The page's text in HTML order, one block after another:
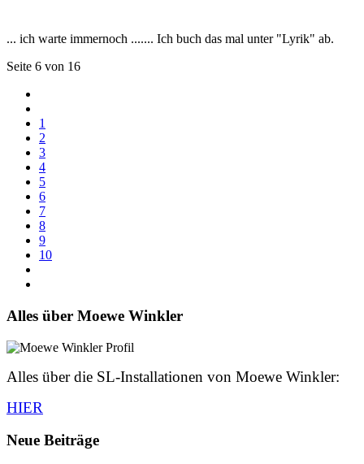
... ich warte immernoch ....... Ich buch das mal unter "Lyrik" ab.
Seite 6 von 16
1
2
3
4
5
6
7
8
9
10
Alles über Moewe Winkler
Alles über die SL-Installationen von Moewe Winkler:
HIER
Neue Beiträge